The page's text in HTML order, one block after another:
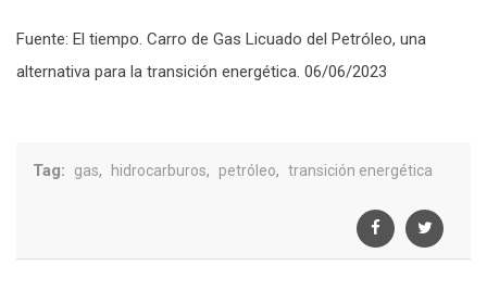
Fuente: El tiempo. Carro de Gas Licuado del Petróleo, una
alternativa para la transición energética. 06/06/2023
Tag: gas, hidrocarburos, petróleo, transición energética